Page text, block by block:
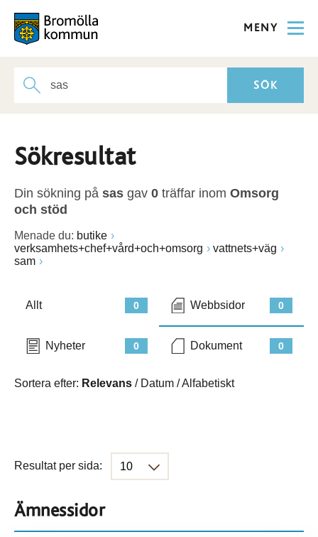
MENY
Sökresultat
Din sökning på sas gav 0 träffar inom Omsorg
och stöd
Menade du: butike
verksamhets+chef+vård+och+omsorg
vattnets+väg
sam
0
Allt 0
Webbsidor
0
Nyheter 0
Dokument
Sortera efter: Relevans / Datum /Alfabetiskt
Resultat per sida:
Ämnessidor